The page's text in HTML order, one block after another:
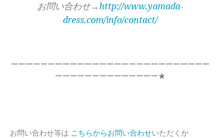
お問い合わせ→http://www.yamada-
dress.com/info/contact/
ーーーーーーーーーーーーーーーーーーーーーーーーーーー
ーーーーーーーーーーーーーー★
お問い合わせ等は こちらからお問い合わせいただくか